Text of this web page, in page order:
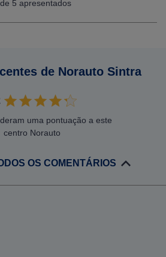
de 5 apresentados
de Norauto Sintra
uma pontuação a este
centro Norauto
OS COMENTÁRIOS